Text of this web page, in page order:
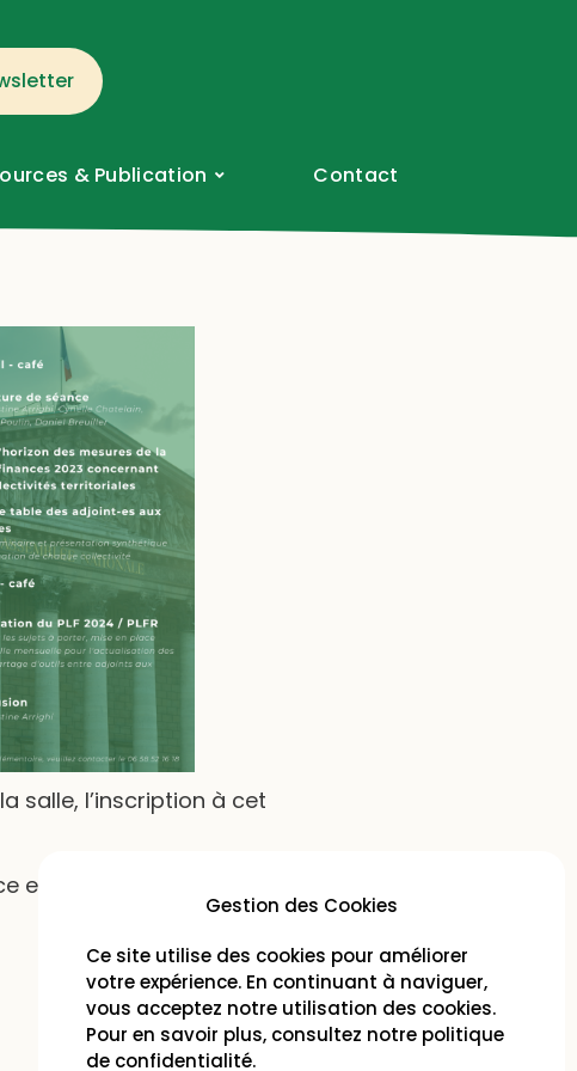
Gestion des Cookies
Ce site utilise des cookies pour améliorer
votre expérience. En continuant à naviguer,
vous acceptez notre utilisation des cookies.
Pour en savoir plus, consultez notre politique
de confidentialité.
& Publication Contact
salle, l’inscription à cet
en